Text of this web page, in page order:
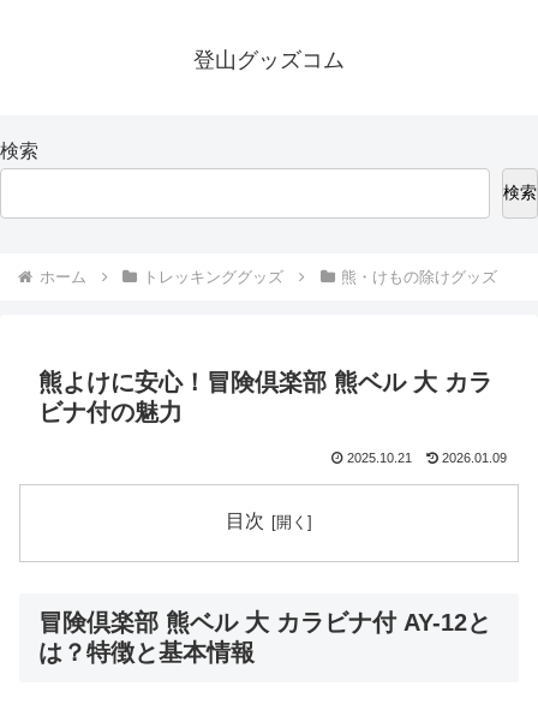
登山グッズコム
検索
検索
ホーム トレッキンググッズ 熊・けもの除けグッズ
熊よけに安心！冒険倶楽部 熊ベル 大 カラ
ビナ付の魅力
2025.10.21 2026.01.09
目次
冒険倶楽部 熊ベル 大 カラビナ付 AY-12と
は？特徴と基本情報